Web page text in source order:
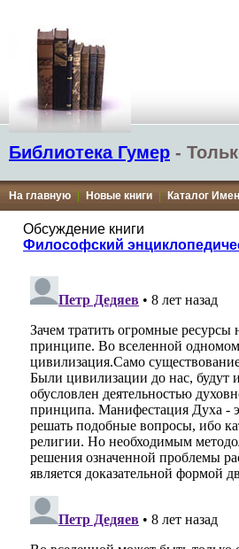
Библиотека Гумер -
На главную Новые книги Каталог
Обсуждение книги
Философский